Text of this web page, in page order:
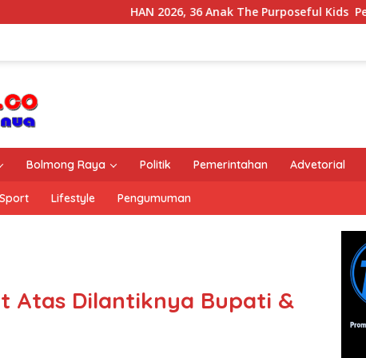
HAN 2026, 36 Anak The Purposeful Kids
Bolmong Raya Politik Pemerintahan Advetorial
Sport Lifestyle Pengumuman
Atas Dilantiknya Bupati &